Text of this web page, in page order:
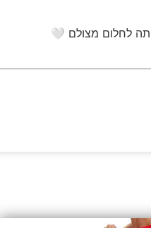
לחלום מצולם 🤍